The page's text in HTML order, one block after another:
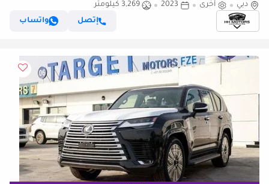
دبي
أخرى 2023
3,269 كيلومتر
إتصل
واتساب